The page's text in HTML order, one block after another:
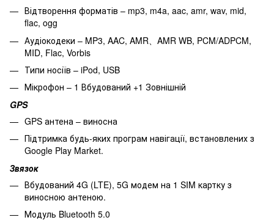
Відтворення форматів – mp3, m4a, aac, amr, wav, mid,
flac, ogg
Аудіокодеки – MP3, AAC, AMR、AMR WB, PCM/ADPCM,
MID, Flac, Vorbis
Типи носіїв – iPod, USB
Мікрофон – 1 Вбудований +1 Зовнішній
GPS
GPS антена – виносна
Підтримка будь-яких програм навігації, встановлених з
Google Play Market.
Звязок
Вбудований 4G (LTE), 5G модем на 1 SIM картку з
виносною антеною.
Модуль Bluetooth 5.0